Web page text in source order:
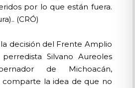
por lo que están fuera.
(CRÓ)
decisión del Frente Amplio
Silvano Aureoles
de Michoacán,
comparte la idea de que no